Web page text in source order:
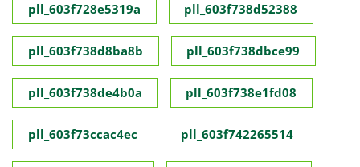
pll_603f728e5319a pll_603f738d52388
pll_603f738d8ba8b pll_603f738dbce99
pll_603f738de4b0a pll_603f738e1fd08
pll_603f73ccac4ec pll_603f742265514